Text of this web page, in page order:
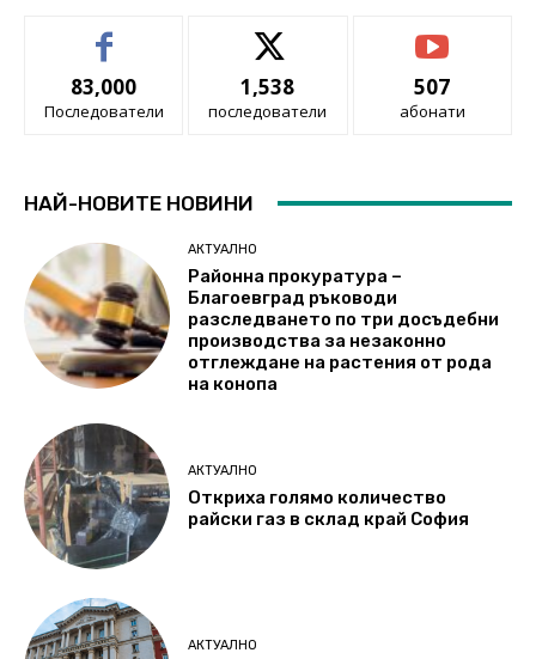
83,000
Последователи
1,538
последователи
507
абонати
НАЙ-НОВИТЕ НОВИНИ
АКТУАЛНО
Районна прокуратура –
Благоевград ръководи
разследването по три досъдебни
производства за незаконно
отглеждане на растения от рода
на конопа
АКТУАЛНО
Откриха голямо количество
райски газ в склад край София
АКТУАЛНО